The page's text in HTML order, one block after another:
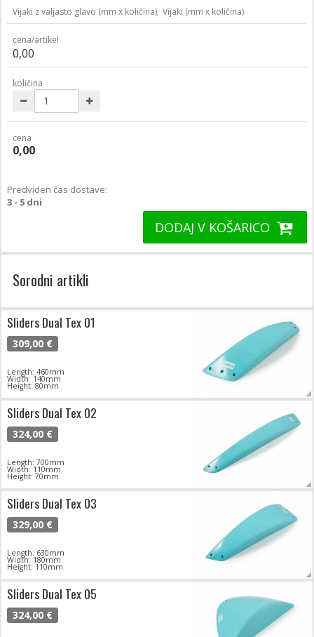
Vijaki z valjasto glavo (mm x količina); Vijaki (mm x količina)
cena/artikel
0,00
količina
cena
0,00
Predviden čas dostave:
3 - 5 dni
DODAJ V KOŠARICO
Sorodni artikli
Sliders Dual Tex 01
309,00 €
Length: 460mm
Width: 140mm
Height: 80mm
Sliders Dual Tex 02
324,00 €
Length: 700mm
Width: 110mm
Height: 70mm
Sliders Dual Tex 03
329,00 €
Length: 630mm
Width: 180mm
Height: 110mm
Sliders Dual Tex 05
324,00 €